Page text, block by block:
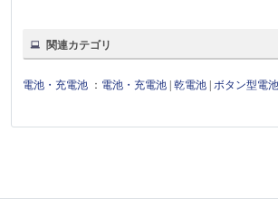
関連カテゴリ
電池・充電池 ： 電池・充電池 |乾電池 |ボタン型電